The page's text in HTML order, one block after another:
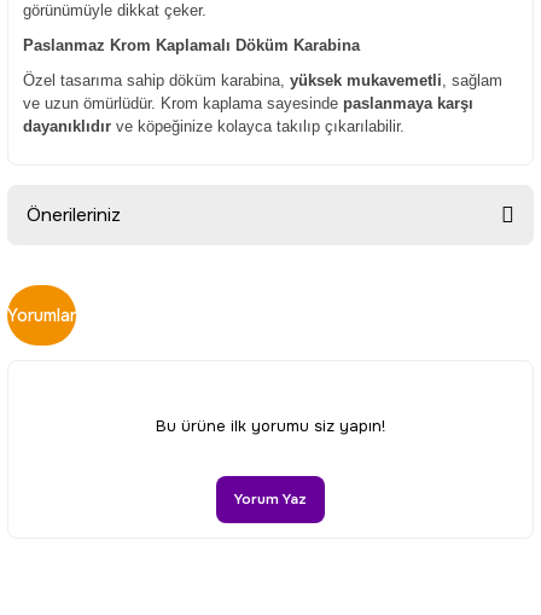
görünümüyle dikkat çeker.
Paslanmaz Krom Kaplamalı Döküm Karabina
Özel tasarıma sahip döküm karabina, yüksek mukavemetli, sağlam
ve uzun ömürlüdür. Krom kaplama sayesinde paslanmaya karşı
dayanıklıdır ve köpeğinize kolayca takılıp çıkarılabilir.
Önerileriniz
Bu ürünün fiyat bilgisi, resim, ürün açıklamalarında ve diğer
konularda yetersiz gördüğünüz noktaları öneri formunu
kullanarak tarafımıza iletebilirsiniz.
Ürün resmi kalitesiz, bozuk veya görüntülenemiyor.
Ürün bilgilerinde hatalar bulunuyor.
Yorumlar
Bu ürüne ilk yorumu siz yapın!
Yorum Yaz